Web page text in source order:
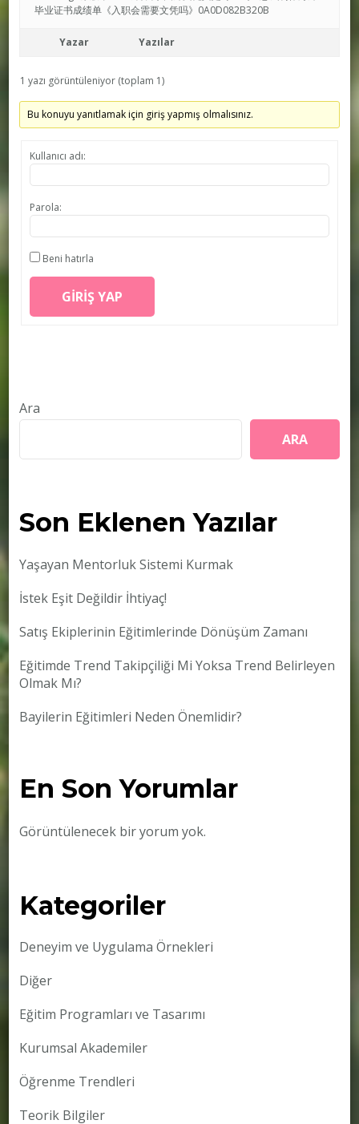
毕业证书成绩单《入职会需要文凭吗》0A0D082B320B
Yazar Yazılar
1 yazı görüntüleniyor (toplam 1)
Bu konuyu yanıtlamak için giriş yapmış olmalısınız.
Kullanıcı adı:
Parola:
Beni hatırla
GIRIŞ YAP
Ara
ARA
Son Eklenen Yazılar
Yaşayan Mentorluk Sistemi Kurmak
İstek Eşit Değildir İhtiyaç!
Satış Ekiplerinin Eğitimlerinde Dönüşüm Zamanı
Eğitimde Trend Takipçiliği Mi Yoksa Trend Belirleyen
Olmak Mı?
Bayilerin Eğitimleri Neden Önemlidir?
En Son Yorumlar
Görüntülenecek bir yorum yok.
Kategoriler
Deneyim ve Uygulama Örnekleri
Diğer
Eğitim Programları ve Tasarımı
Kurumsal Akademiler
Öğrenme Trendleri
Teorik Bilgiler